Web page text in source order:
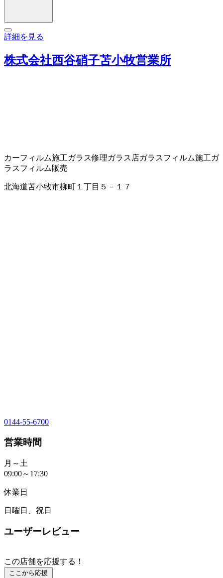
詳細を見る
株式会社西谷硝子苫小牧営業所
カーフィルム施工ガラス修理ガラス店ガラスフィルム施工ガ
ラスフィルム販売
北海道苫小牧市柳町１丁目５－１７
0144-55-6700
営業時間
月～土
09:00～17:30
休業日
日曜日、祝日
ユーザーレビュー
この店舗を応援する！
ここから応援